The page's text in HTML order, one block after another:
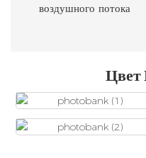
воздушного потока
Цвет